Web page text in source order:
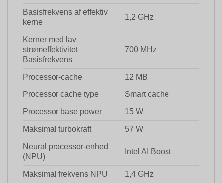
Basisfrekvens af effektiv
kerne
1,2 GHz
Kerner med lav
strømeffektivitet
Basisfrekvens
700 MHz
Processor-cache 12 MB
Processor cache type Smart cache
Processor base power 15 W
Maksimal turbokraft 57 W
Neural processor-enhed
(NPU)
Intel AI Boost
Maksimal frekvens NPU 1,4 GHz